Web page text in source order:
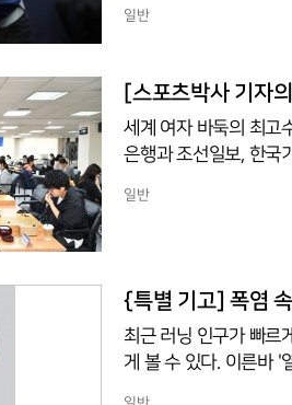
A 64강전에서 각각 장
트에서는 하이런 12점
15-4 14-15 15-13)로
다.32강에서 만나
일반
세계 여자 바둑의 최고
은행과 조선일보, 한국
해까지 다섯 차례 열린
국내 기사 16명이 우
일반
{특별 기고] 폭염
최근 러닝 인구가 빠르
게 볼 수 있다. 이른바 '